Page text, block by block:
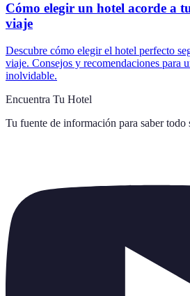
Cómo elegir un hotel acorde a
viaje
Descubre cómo elegir el hotel perfecto
viaje. Consejos y recomendaciones para
inolvidable.
Encuentra Tu Hotel
Tu fuente de información para saber todo